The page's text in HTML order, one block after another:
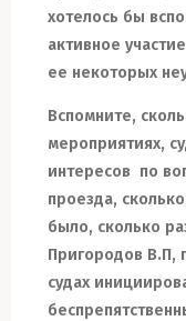
хотелось бы
активное
ее некоторых
Вспомните,
мероприятиях,
интересов по
проезда,
было, сколько
Пригородов В.П,
судах